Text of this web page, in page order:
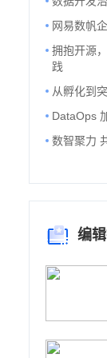
网易数帆
拥抱开源
践
从孵化到
DataOps
数智聚力
编